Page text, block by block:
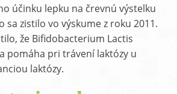
účinku lepku na črevnú výstelku
sa zistilo vo výskume z roku 2011.
že Bifidobacterium Lactis
pomáha pri trávení laktózy u
laktózy.